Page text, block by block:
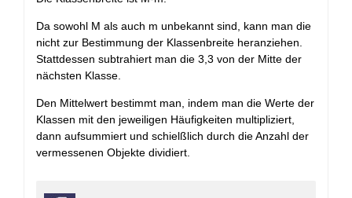
Da sowohl M als auch m unbekannt sind, kann man die
nicht zur Bestimmung der Klassenbreite heranziehen.
Stattdessen subtrahiert man die 3,3 von der Mitte der
nächsten Klasse.
Den Mittelwert bestimmt man, indem man die Werte der
Klassen mit den jeweiligen Häufigkeiten multipliziert,
dann aufsummiert und schielßlich durch die Anzahl der
vermessenen Objekte dividiert.